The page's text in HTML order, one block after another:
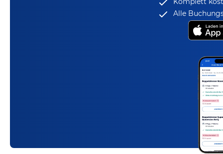
Alle